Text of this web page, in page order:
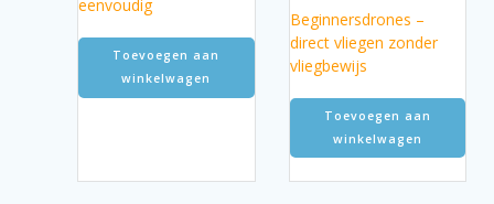
eenvoudig
Toevoegen aan
winkelwagen
€149.95.€129.95.
Beginnersdrones –
direct vliegen zonder
vliegbewijs
Toevoegen aan
winkelwagen